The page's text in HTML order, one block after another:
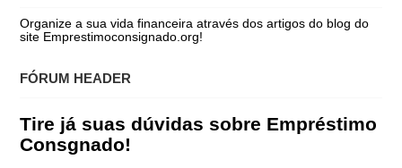
Organize a sua vida financeira através dos artigos do blog do
site Emprestimoconsignado.org!
FÓRUM HEADER
Tire já suas dúvidas sobre Empréstimo
Consgnado!